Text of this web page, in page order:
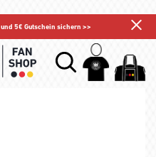
5€ Gutschein sichern >>